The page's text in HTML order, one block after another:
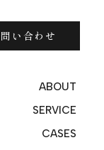
い合わせ
ABOUT
SERVICE
CASES